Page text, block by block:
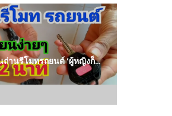
Previous
post:
วิธีเปลี่ยนถ่านรีโมทรถยนต์ ‘ผู้หญิงก็ทำได้’ How to change the car remote battery